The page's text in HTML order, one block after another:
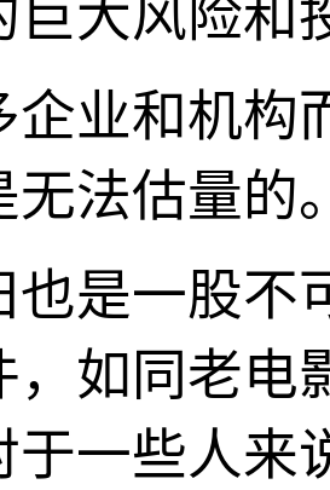
巨大风险和
企业和机构
无法估量的
也是一股不
，如同老电
于一些人来